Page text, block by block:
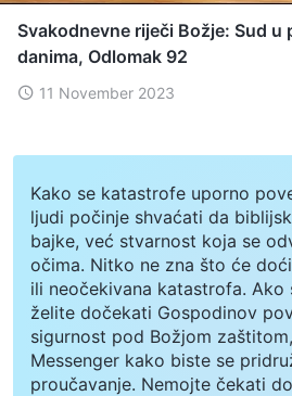
Svakodnevne riječi Božje: Sud u
danima, Odlomak 92
11 November 2023
Kako se katastrofe uporno
ljudi počinje shvaćati da
bajke, već stvarnost koja se
očima. Nitko ne zna što će
ili neočekivana katastrofa. Ako
želite dočekati Gospodinov
sigurnost pod Božjom
Messenger kako biste se
proučavanje. Nemojte čekati